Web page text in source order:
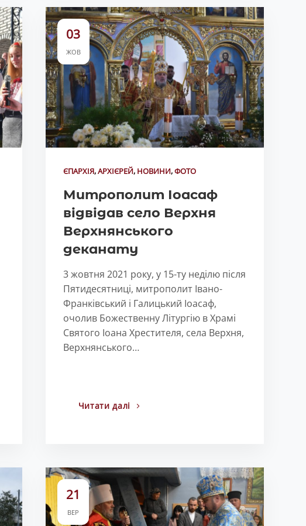
03
ЖОВ
ЄПАРХІЯ,АРХІЄРЕЙ, НОВИНИ,ФОТО
Митрополит Іоасаф
відвідав село Верхня
Верхнянського
деканату
3 жовтня 2021 року, у 15-ту неділю після
Пятидесятниці, митрополит Івано-
Франківський і Галицький Іоасаф,
очолив Божественну Літургію в Храмі
Святого Іоана Хрестителя, села Верхня,
Верхнянського…
Читати далі
21
ВЕР